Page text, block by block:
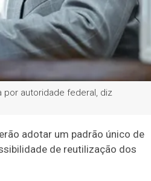
por autoridade federal, diz
adotar um padrão único de
de reutilização dos